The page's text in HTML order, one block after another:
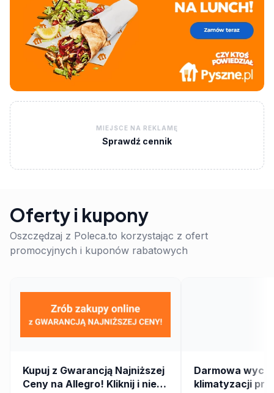
MIEJSCE NA REKLAMĘ
Sprawdź cennik
Oferty i kupony
Oszczędzaj z Poleca.to korzystając z ofert
promocyjnych i kuponów rabatowych
Kupuj z Gwarancją Najniższej
Ceny na Allegro! Kliknij i nie
Darmowa
klimatyzacji